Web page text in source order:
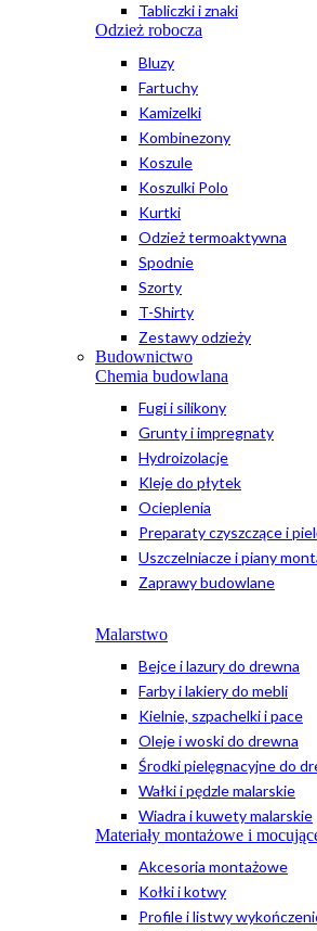
Tabliczki i znaki
Odzież robocza
Bluzy
Fartuchy
Kamizelki
Kombinezony
Koszule
Koszulki Polo
Kurtki
Odzież termoaktywna
Spodnie
Szorty
T-Shirty
Zestawy odzieży
Budownictwo
Chemia budowlana
Fugi i silikony
Grunty i impregnaty
Hydroizolacje
Kleje do płytek
Ocieplenia
Preparaty czyszczące i
Uszczelniacze i piany
Zaprawy budowlane
Malarstwo
Bejce i lazury do drewna
Farby i lakiery do mebli
Kielnie, szpachelki i pace
Oleje i woski do drewna
Środki pielęgnacyjne do
Wałki i pędzle malarskie
Wiadra i kuwety malarskie
Materiały montażowe i
Akcesoria montażowe
Kołki i kotwy
Profile i listwy